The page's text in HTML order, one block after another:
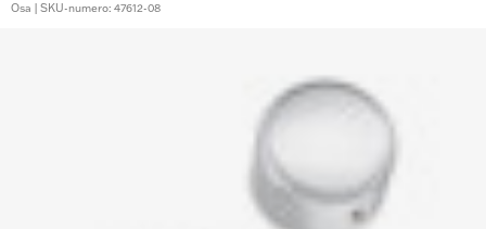
Osa | SKU-numero: 47612-08